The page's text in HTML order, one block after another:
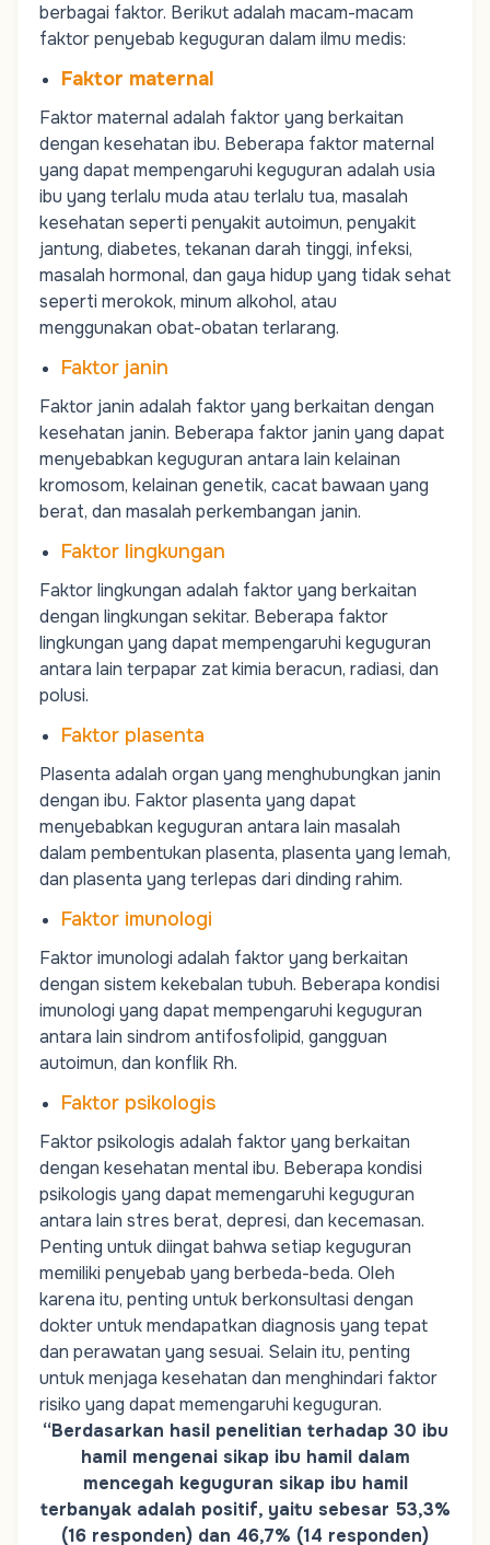
berbagai faktor. Berikut adalah macam-macam
faktor penyebab keguguran dalam ilmu medis:
Faktor maternal
Faktor maternal adalah faktor yang berkaitan
dengan kesehatan ibu. Beberapa faktor maternal
yang dapat mempengaruhi keguguran adalah usia
ibu yang terlalu muda atau terlalu tua, masalah
kesehatan seperti penyakit autoimun, penyakit
jantung, diabetes, tekanan darah tinggi, infeksi,
masalah hormonal, dan gaya hidup yang tidak sehat
seperti merokok, minum alkohol, atau
menggunakan obat-obatan terlarang.
Faktor janin
Faktor janin adalah faktor yang berkaitan dengan
kesehatan janin. Beberapa faktor janin yang dapat
menyebabkan keguguran antara lain kelainan
kromosom, kelainan genetik, cacat bawaan yang
berat, dan masalah perkembangan janin.
Faktor lingkungan
Faktor lingkungan adalah faktor yang berkaitan
dengan lingkungan sekitar. Beberapa faktor
lingkungan yang dapat mempengaruhi keguguran
antara lain terpapar zat kimia beracun, radiasi, dan
polusi.
Faktor plasenta
Plasenta adalah organ yang menghubungkan janin
dengan ibu. Faktor plasenta yang dapat
menyebabkan keguguran antara lain masalah
dalam pembentukan plasenta, plasenta yang lemah,
dan plasenta yang terlepas dari dinding rahim.
Faktor imunologi
Faktor imunologi adalah faktor yang berkaitan
dengan sistem kekebalan tubuh. Beberapa kondisi
imunologi yang dapat mempengaruhi keguguran
antara lain sindrom antifosfolipid, gangguan
autoimun, dan konflik Rh.
Faktor psikologis
Faktor psikologis adalah faktor yang berkaitan
dengan kesehatan mental ibu. Beberapa kondisi
psikologis yang dapat memengaruhi keguguran
antara lain stres berat, depresi, dan kecemasan.
Penting untuk diingat bahwa setiap keguguran
memiliki penyebab yang berbeda-beda. Oleh
karena itu, penting untuk berkonsultasi dengan
dokter untuk mendapatkan diagnosis yang tepat
dan perawatan yang sesuai. Selain itu, penting
untuk menjaga kesehatan dan menghindari faktor
risiko yang dapat memengaruhi keguguran.
“Berdasarkan hasil penelitian terhadap 30 ibu
hamil mengenai sikap ibu hamil dalam
mencegah keguguran sikap ibu hamil
terbanyak adalah positif, yaitu sebesar 53,3%
(16 responden) dan 46,7% (14 responden)